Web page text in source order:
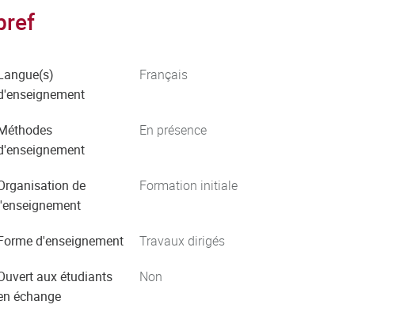
Français
En présence
de
Formation initiale
d'enseignement Travaux dirigés
aux étudiants
échange
Non